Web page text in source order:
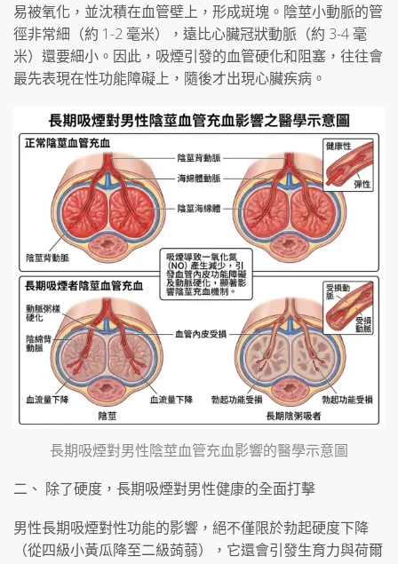
易被氧化，並沈積在血管壁上，形成斑塊。陰莖小動脈的管
徑非常細（約 1-2 毫米），遠比心臟冠狀動脈（約 3-4 毫
米）還要細小。因此，吸煙引發的血管硬化和阻塞，往往會
最先表現在性功能障礙上，隨後才出現心臟疾病。
長期吸煙對男性陰莖血管充血影響的醫學示意圖
二、 除了硬度，長期吸煙對男性健康的全面打擊
男性長期吸煙對性功能的影響，絕不僅限於勃起硬度下降
（從四級小黃瓜降至二級蒟蒻），它還會引發生育力與荷爾